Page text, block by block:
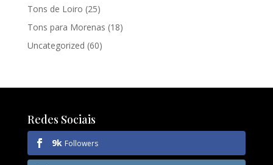
Tons de Loiro (25)
Tons para Morenas (18)
Uncategorized (60)
Redes Sociais
9k Followers